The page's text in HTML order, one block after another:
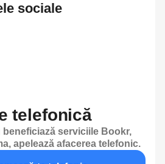
telefonică
beneficiază serviciile Bookr,
apelează afacerea telefonic.
sociale